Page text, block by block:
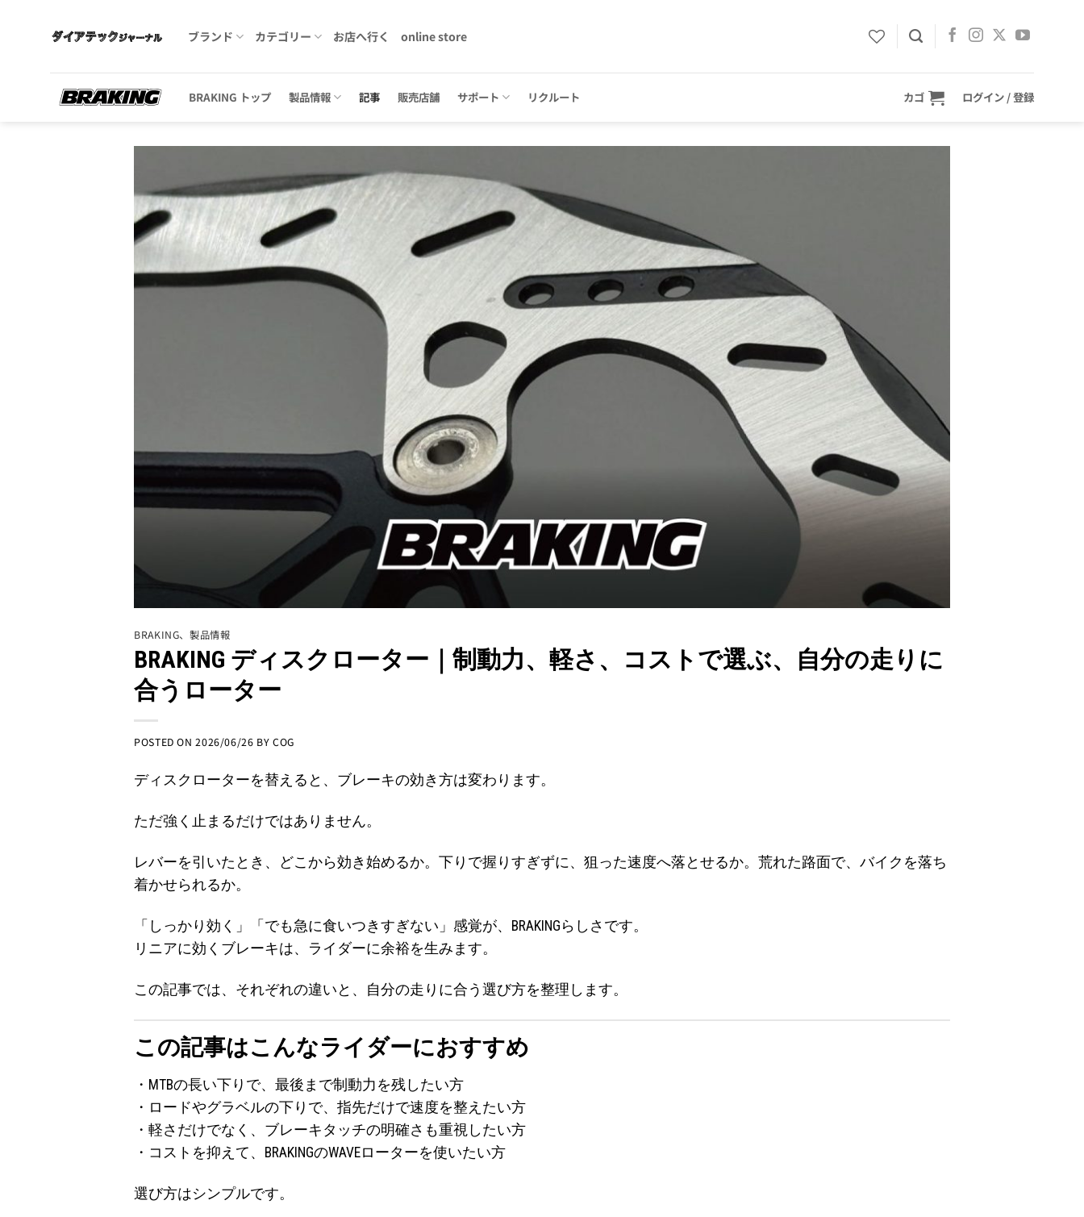
ブランド カテゴリー お店へ行く online store
BRAKING トップ 製品情報 記事 販売店舗 サポート リクルート カゴ ログイン / 登録
BRAKING、製品情報
BRAKING ディスクローター｜制動力、軽さ、コストで選ぶ、自分の走りに
合うローター
POSTED ON2026/06/26 BY COG
ディスクローターを替えると、ブレーキの効き方は変わります。
ただ強く止まるだけではありません。
レバーを引いたとき、どこから効き始めるか。下りで握りすぎずに、狙った速度へ落とせるか。荒れた路面で、バイクを落ち
着かせられるか。
「しっかり効く」「でも急に食いつきすぎない」感覚が、BRAKINGらしさです。
リニアに効くブレーキは、ライダーに余裕を生みます。
この記事では、それぞれの違いと、自分の走りに合う選び方を整理します。
この記事はこんなライダーにおすすめ
・MTBの長い下りで、最後まで制動力を残したい方
・ロードやグラベルの下りで、指先だけで速度を整えたい方
・軽さだけでなく、ブレーキタッチの明確さも重視したい方
・コストを抑えて、BRAKINGのWAVEローターを使いたい方
選び方はシンプルです。